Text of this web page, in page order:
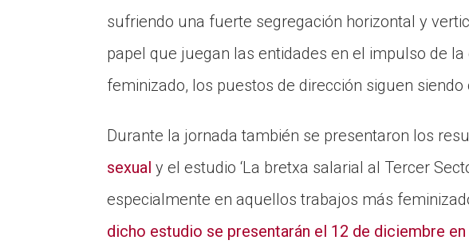
sufriendo una fuerte segregación horizontal y
papel que juegan las entidades en el impulso de
feminizado, los puestos de dirección siguen
Durante la jornada también se presentaron los
sexual y el estudio ‘La bretxa salarial al Tercer
especialmente en aquellos trabajos más
dicho estudio se presentarán el 12 de diciembre